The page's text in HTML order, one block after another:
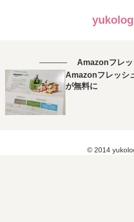
yukolog
Amazonフレッ
Amazonフレッシ
が無料に
© 2014